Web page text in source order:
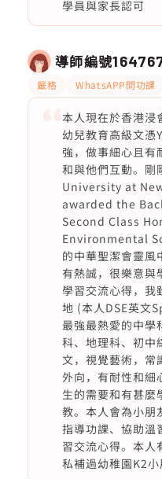
學員與家長認可
導師編號
嚴格 WhatsAPP問功課
本人現在於香港浸
幼兒教育高級文憑
強，做事細心且有
和與他們互動。
University at
awarded the
Second Class
Environmental
的中華聖潔會靈風
有熱誠，很樂意與
學習交流心得，我
地 (本人DSE英文
最強最熱愛的中學
科、地理科、初中
文，視覺藝術，常
外向，有耐性和細
生的需要和有甚麼
教。本人會為小朋
指導功課、協助溫
習交流心得。本人
私補過幼稚園K2小